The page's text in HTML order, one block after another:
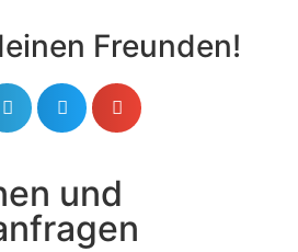
Freunden!
und